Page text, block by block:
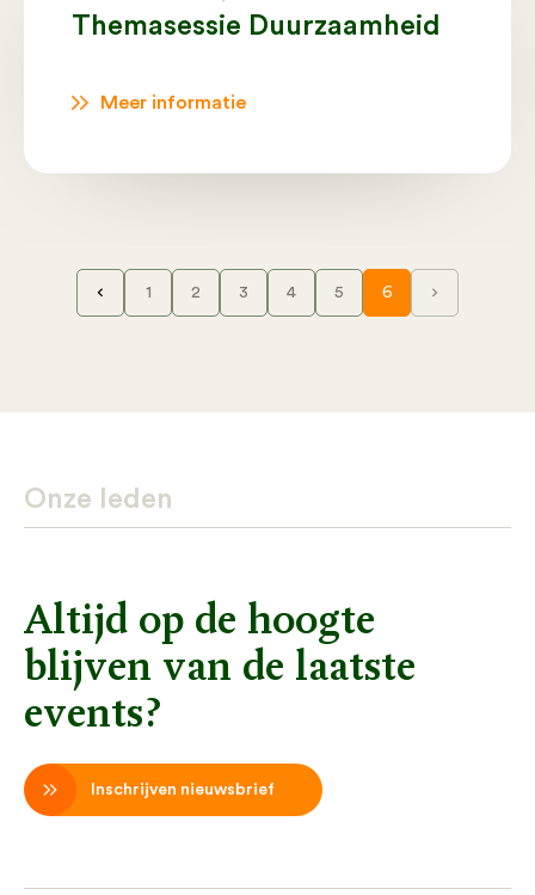
Themasessie Duurzaamheid
Meer informatie
1 2 3 4 5 6
Onze leden
Altijd op de hoogte
blijven van de laatste
events?
Inschrijven nieuwsbrief